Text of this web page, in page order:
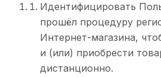
Идентифицировать
прошёл процедуру
Интернет-магазина,
и (или) приобрести
дистанционно.